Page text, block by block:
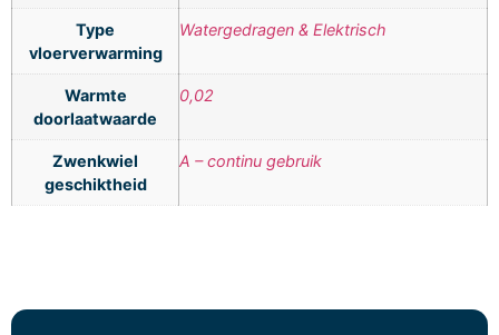
Type
vloerverwarming
Watergedragen & Elektrisch
Warmte
doorlaatwaarde
0,02
Zwenkwiel
geschiktheid
A – continu gebruik